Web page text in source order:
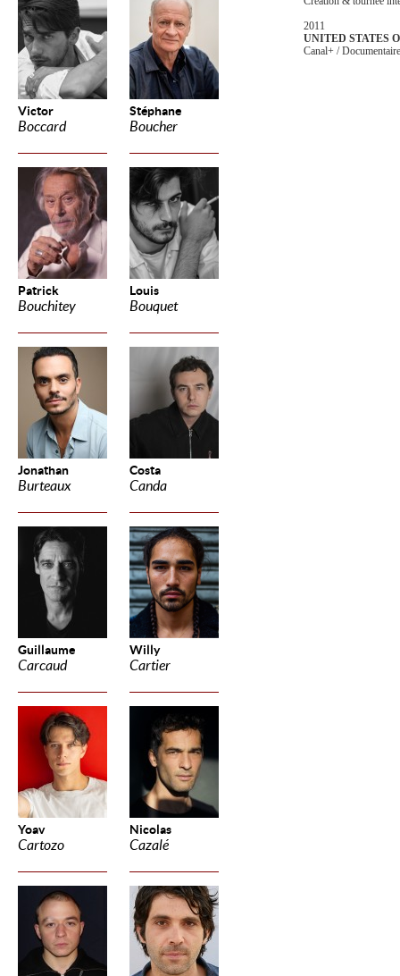
Victor
Boccard
Stéphane
Boucher
Patrick
Bouchitey
Louis
Bouquet
Jonathan
Burteaux
Costa
Canda
Guillaume
Carcaud
Willy
Cartier
Yoav
Cartozo
Nicolas
Cazalé
2011
UNITED STATES
Canal+ / Documentaire